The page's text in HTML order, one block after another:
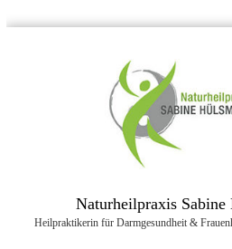
Naturheilpraxis Sabine
Heilpraktikerin für Darmgesundheit &